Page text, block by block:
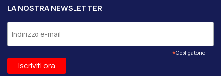
LA NOSTRA NEWSLETTER
*Obbligatorio